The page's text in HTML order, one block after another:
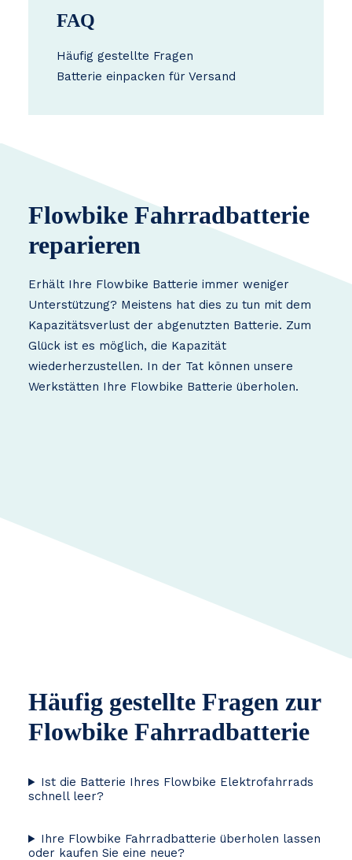
FAQ
Häufig gestellte Fragen
Batterie einpacken für Versand
Flowbike Fahrradbatterie
reparieren
Erhält Ihre Flowbike Batterie immer weniger
Unterstützung? Meistens hat dies zu tun mit dem
Kapazitätsverlust der abgenutzten Batterie. Zum
Glück ist es möglich, die Kapazität
wiederherzustellen. In der Tat können unsere
Werkstätten Ihre Flowbike Batterie überholen.
Häufig gestellte Fragen zur
Flowbike Fahrradbatterie
Ist die Batterie Ihres Flowbike Elektrofahrrads
schnell leer?
Ihre Flowbike Fahrradbatterie überholen lassen
oder kaufen Sie eine neue?